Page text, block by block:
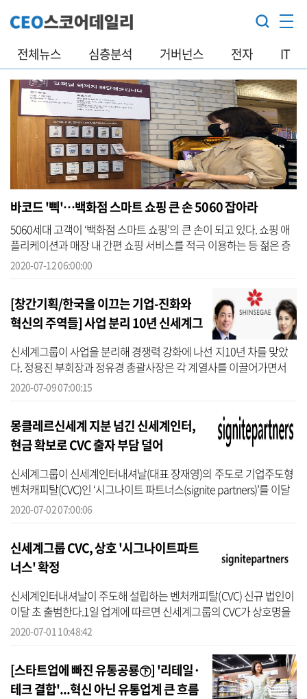
전체뉴스 심층분석 거버넌스 전자 IT
바코드 '삑'…백화점 스마트 쇼핑 큰 손 5060 잡아라
5060세대 고객이 ‘백화점 스마트 쇼핑’의 큰 손이 되고 있다. 쇼핑 애
플리케이션과 매장 내 간편 쇼핑 서비스를 적극 이용하는 등 젊은 층
못지 않은 디지털 문화와의 친숙함을 앞세워 소비 대세로 떠오른 것
2020-07-12 06:00:00
[창간기획/한국을 이끄는 기업-진화와
혁신의 주역들] 사업 분리 10년 신세계그
룹, 외형과
신세계그룹이 사업을 분리해 경쟁력 강화에 나선 지10년 차를 맞았
다. 정용진 부회장과 정유경 총괄사장은 각 계열사를 이끌어가면서
신세계그룹의 자산 순위를 10계단 이상 끌어올렸다.사업분리 전후로
2020-07-09 07:00:15
몽클레르신세계 지분 넘긴 신세계인터,
현금 확보로 CVC 출자 부담 덜어
신세계그룹이 신세계인터내셔날(대표 장재영)의 주도로 기업주도형
벤처캐피탈(CVC)인 ‘시그나이트 파트너스(signite partners)’를 이달
초 설립하기로 했다. 신세계인터내셔날은 계열사들과 총 200억 원을
2020-07-02 07:00:06
신세계그룹 CVC, 상호 '시그나이트파트
너스' 확정
신세계인터내셔날이 주도해 설립하는 벤처캐피탈(CVC) 신규 법인이
이달 초 출범한다.1일 업계에 따르면 신세계그룹의 CVC가 상호명을
'시그나이트 파트너스(signite partners)'로 확정 지었다. 대표이사는
2020-07-01 10:48:42
[스타트업에 빠진 유통공룡㊦] '리테일·
테크 결합'...혁신 아닌 유통업계 큰 흐름